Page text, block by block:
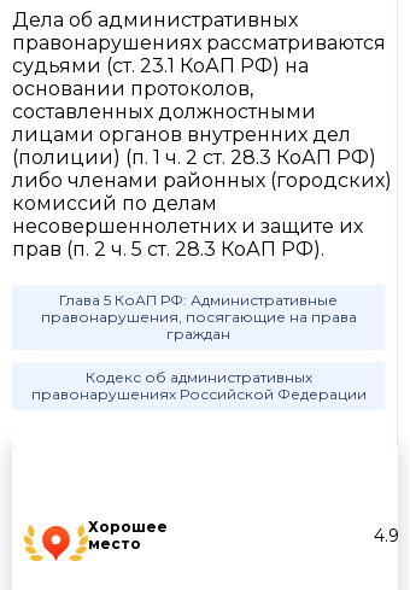
Хорошее
место
4.9
Дела об административных
правонарушениях рассматриваются
судьями (ст. 23.1 КоАП РФ) на
основании протоколов,
составленных должностными
лицами органов внутренних дел
(полиции) (п. 1 ч. 2 ст. 28.3 КоАП РФ)
либо членами районных (городских)
комиссий по делам
несовершеннолетних и защите их
прав (п. 2 ч. 5 ст. 28.3 КоАП РФ).
Глава 5 КоАП РФ: Административные
правонарушения, посягающие на права
граждан
Кодекс об административных
правонарушениях Российской Федерации